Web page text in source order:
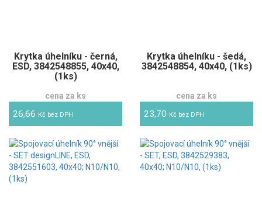
Krytka úhelníku - černá,
ESD, 3842548855, 40x40,
(1ks)
cena za ks
26,66 Kč bez DPH
Krytka úhelníku - šedá,
3842548854, 40x40, (1ks)
cena za ks
23,70 Kč bez DPH